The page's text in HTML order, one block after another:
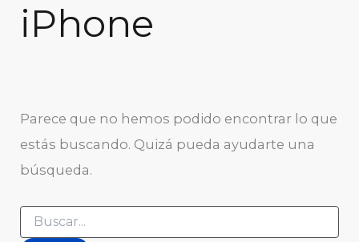
iPhone
Parece que no hemos podido encontrar lo que
estás buscando. Quizá pueda ayudarte una
búsqueda.